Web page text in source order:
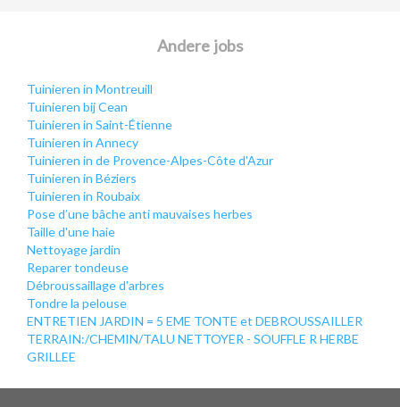
Andere jobs
Tuinieren in Montreuill
Tuinieren bij Cean
Tuinieren in Saint-Étienne
Tuinieren in Annecy
Tuinieren in de Provence-Alpes-Côte d'Azur
Tuinieren in Béziers
Tuinieren in Roubaix
Pose d’une bâche anti mauvaises herbes
Taille d'une haie
Nettoyage jardin
Reparer tondeuse
Débroussaillage d'arbres
Tondre la pelouse
ENTRETIEN JARDIN = 5 EME TONTE et DEBROUSSAILLER
TERRAIN:/CHEMIN/TALU NETTOYER - SOUFFLE R HERBE
GRILLEE